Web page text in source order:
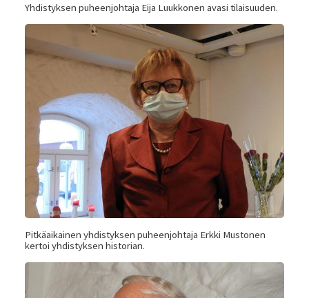
Yhdistyksen puheenjohtaja Eija Luukkonen avasi tilaisuuden.
Pitkäaikainen yhdistyksen puheenjohtaja Erkki Mustonen
kertoi yhdistyksen historian.